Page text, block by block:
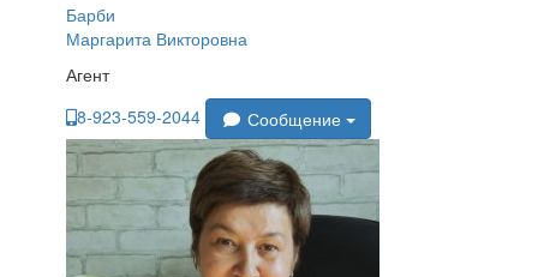
Барби
Маргарита Викторовна
Агент
8-923-559-2044
Сообщение